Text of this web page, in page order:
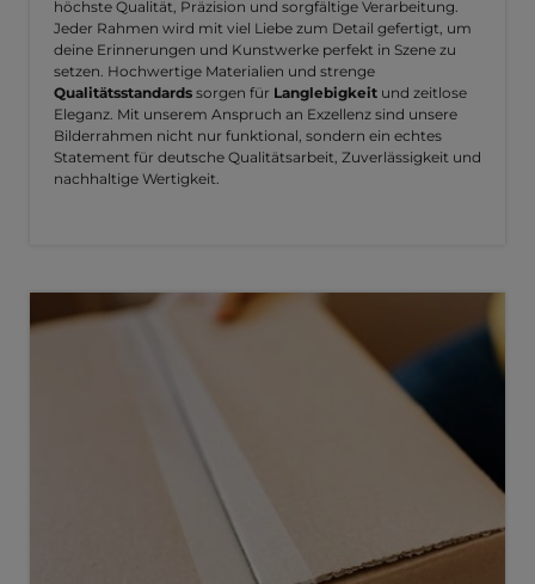
höchste Qualität, Präzision und sorgfältige Verarbeitung.
Jeder Rahmen wird mit viel Liebe zum Detail gefertigt, um
deine Erinnerungen und Kunstwerke perfekt in Szene zu
setzen. Hochwertige Materialien und strenge
Qualitätsstandards sorgen für Langlebigkeit und zeitlose
Eleganz. Mit unserem Anspruch an Exzellenz sind unsere
Bilderrahmen nicht nur funktional, sondern ein echtes
Statement für deutsche Qualitätsarbeit, Zuverlässigkeit und
nachhaltige Wertigkeit.